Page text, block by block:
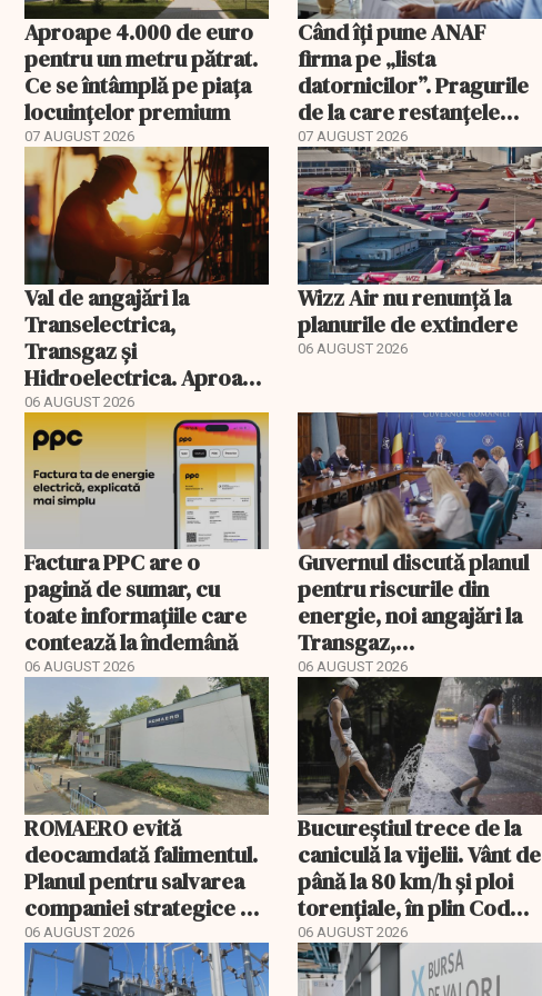
Aproape 4.000 de euro
pentru un metru pătrat.
Ce se întâmplă pe piața
locuințelor premium
07 AUGUST 2026
Când îți pune ANAF
firma pe „lista
datornicilor”. Pragurile
de la care restanțele
devin publice
07 AUGUST 2026
Val de angajări la
Transelectrica,
Transgaz și
Hidroelectrica. Aproape
400 de posturi aprobate
06 AUGUST 2026
Wizz Air nu renunță la
planurile de extindere
06 AUGUST 2026
Factura PPC are o
pagină de sumar, cu
toate informațiile care
contează la îndemână
06 AUGUST 2026
Guvernul discută planul
pentru riscurile din
energie, noi angajări la
Transgaz,
Transelectrica și
Hidroelectrica și
programul pentru di
06 AUGUST 2026
ROMAERO evită
deocamdată falimentul.
Planul pentru salvarea
companiei strategice a
fost confirmat
06 AUGUST 2026
Bucureștiul trece de la
caniculă la vijelii. Vânt de
până la 80 km/h și ploi
torențiale, în plin Cod
portocaliu
06 AUGUST 2026